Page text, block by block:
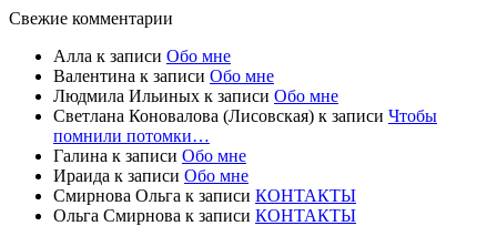
Свежие комментарии
Алла к записи Обо мне
Валентина к записи Обо мне
Людмила Ильиных к записи Обо мне
Светлана Коновалова (Лисовская) к записи Чтобы
помнили потомки…
Галина к записи Обо мне
Ираида к записи Обо мне
Смирнова Ольга к записи КОНТАКТЫ
Ольга Смирнова к записи КОНТАКТЫ